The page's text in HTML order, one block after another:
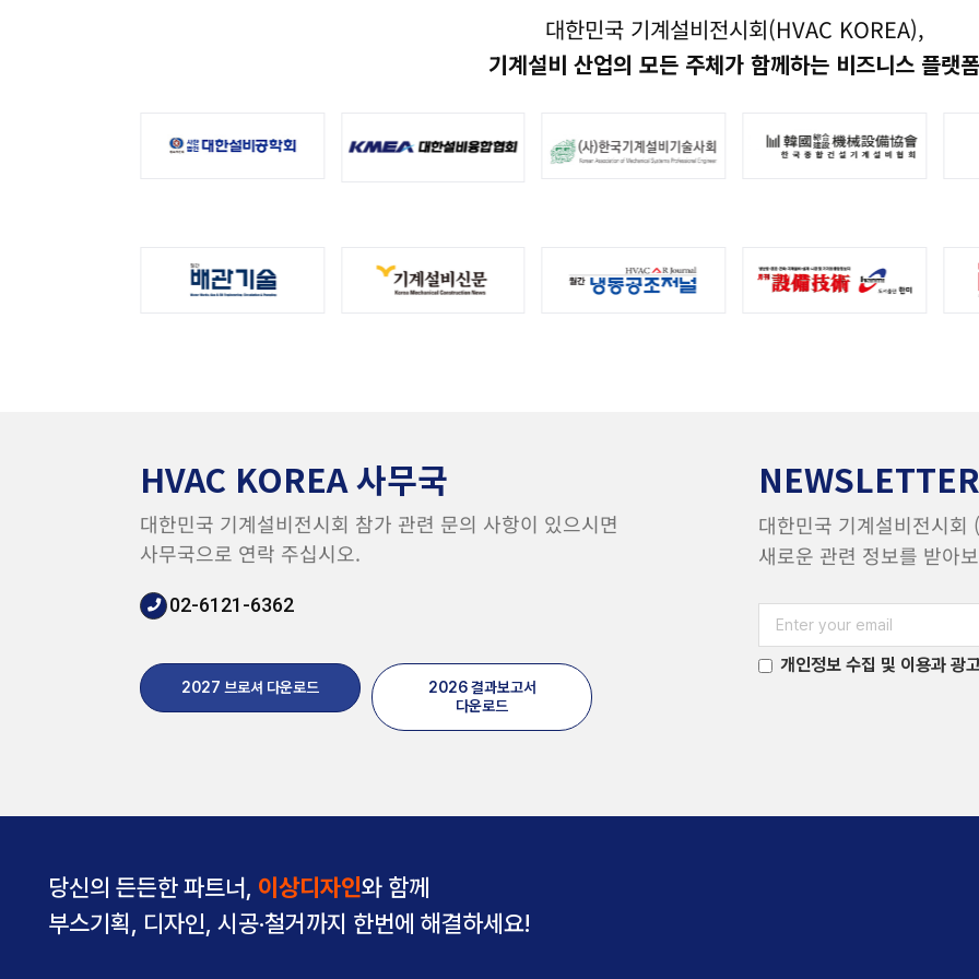
대한민국 기계설비전시회(HVAC KOREA),
기계설비 산업의 모든 주체가 함께하는 비즈니스 플랫폼
HVAC KOREA 사무국
대한민국 기계설비전시회 참가 관련 문의 사항이 있으시면
사무국으로 연락 주십시오.
02-6121-6362
2027 브로셔 다운로드
2026 결과보고서
다운로드
NEWSLETTER
대한민국 기계설비전시회
새로운 관련 정보를 받아
개인정보 수집 및 이용과 광
당신의 든든한 파트너, 이상디자인와 함께
부스기획, 디자인, 시공·철거까지 한번에 해결하세요!